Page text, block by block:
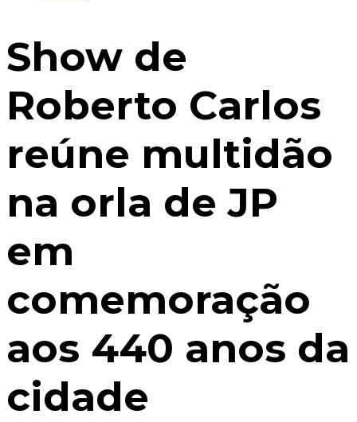
Show de
Roberto Carlos
reúne multidão
na orla de JP
em
comemoração
aos 440 anos da
cidade